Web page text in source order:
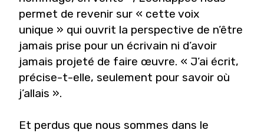
permet de revenir sur « cette voix
unique » qui ouvrit la perspective de n’être
jamais prise pour un écrivain ni d’avoir
jamais projeté de faire œuvre. « J’ai écrit,
précise-t-elle, seulement pour savoir où
j’allais ».
Et perdus que nous sommes dans le